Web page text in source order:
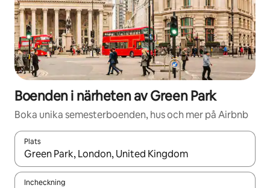
Boenden i närheten av Green Park
Boka unika semesterboenden, hus och mer på Airbnb
Plats
När resultaten är tillgängliga kan du navigera med upp- och
Incheckning